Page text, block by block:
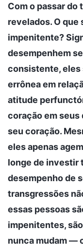
Com o passar do
revelados. O
impenitente?
desempenhem
consistente, eles
errônea em
atitude
coração em seus
seu coração.
eles apenas
longe de investir
desempenho de
transgressões
essas pessoas
impenitentes,
nunca mudam —